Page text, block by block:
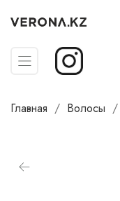
Главная Волосы